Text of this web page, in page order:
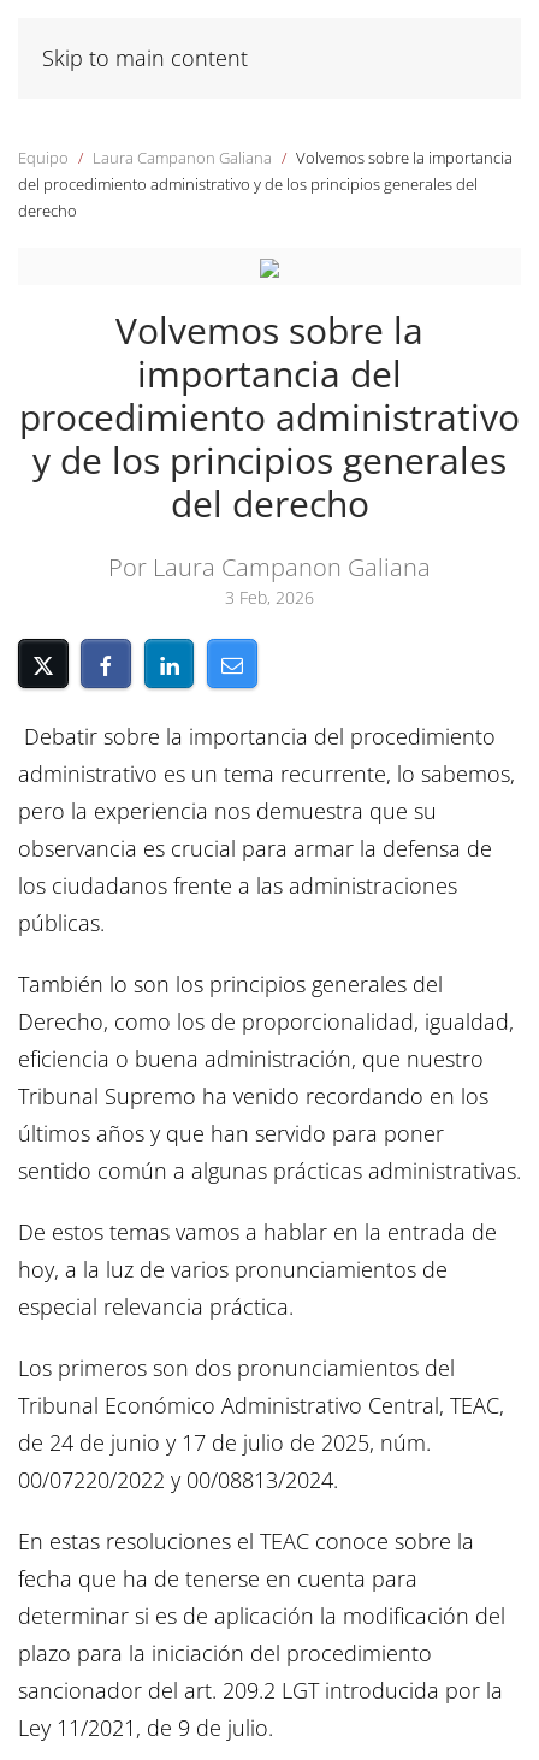
Skip to main content
Equipo Laura Campanon Galiana
Volvemos sobre la importancia
del procedimiento administrativo y de los principios generales del
derecho
Volvemos sobre la
importancia del
procedimiento administrativo
y de los principios generales
del derecho
Por Laura Campanon Galiana
3 Feb, 2026
Debatir sobre la importancia del procedimiento
administrativo es un tema recurrente, lo sabemos,
pero la experiencia nos demuestra que su
observancia es crucial para armar la defensa de
los ciudadanos frente a las administraciones
públicas.
También lo son los principios generales del
Derecho, como los de proporcionalidad, igualdad,
eficiencia o buena administración, que nuestro
Tribunal Supremo ha venido recordando en los
últimos años y que han servido para poner
sentido común a algunas prácticas administrativas.
De estos temas vamos a hablar en la entrada de
hoy, a la luz de varios pronunciamientos de
especial relevancia práctica.
Los primeros son dos pronunciamientos del
Tribunal Económico Administrativo Central, TEAC,
de 24 de junio y 17 de julio de 2025, núm.
00/07220/2022 y 00/08813/2024.
En estas resoluciones el TEAC conoce sobre la
fecha que ha de tenerse en cuenta para
determinar si es de aplicación la modificación del
plazo para la iniciación del procedimiento
sancionador del art. 209.2 LGT introducida por la
Ley 11/2021, de 9 de julio.